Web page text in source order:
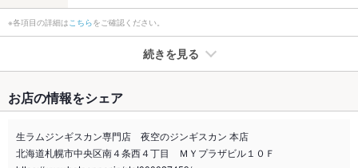
※各項目の詳細は こちらをご確認ください。
続きを見る
禁煙・喫煙 全席禁煙
喫煙専用室 なし
お店の情報をシェア
生ラムジンギスカン専門店 夜空のジンギスカン 本店
北海道札幌市中央区南４条西４丁目 ＭＹプラザビル１０Ｆ